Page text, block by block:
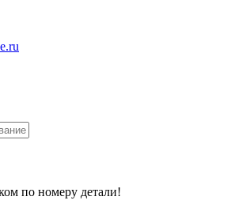
по номеру детали!